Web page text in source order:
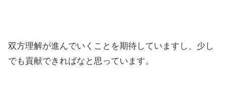
双方理解が進んでいくことを期待していますし、少し
でも貢献できればなと思っています。